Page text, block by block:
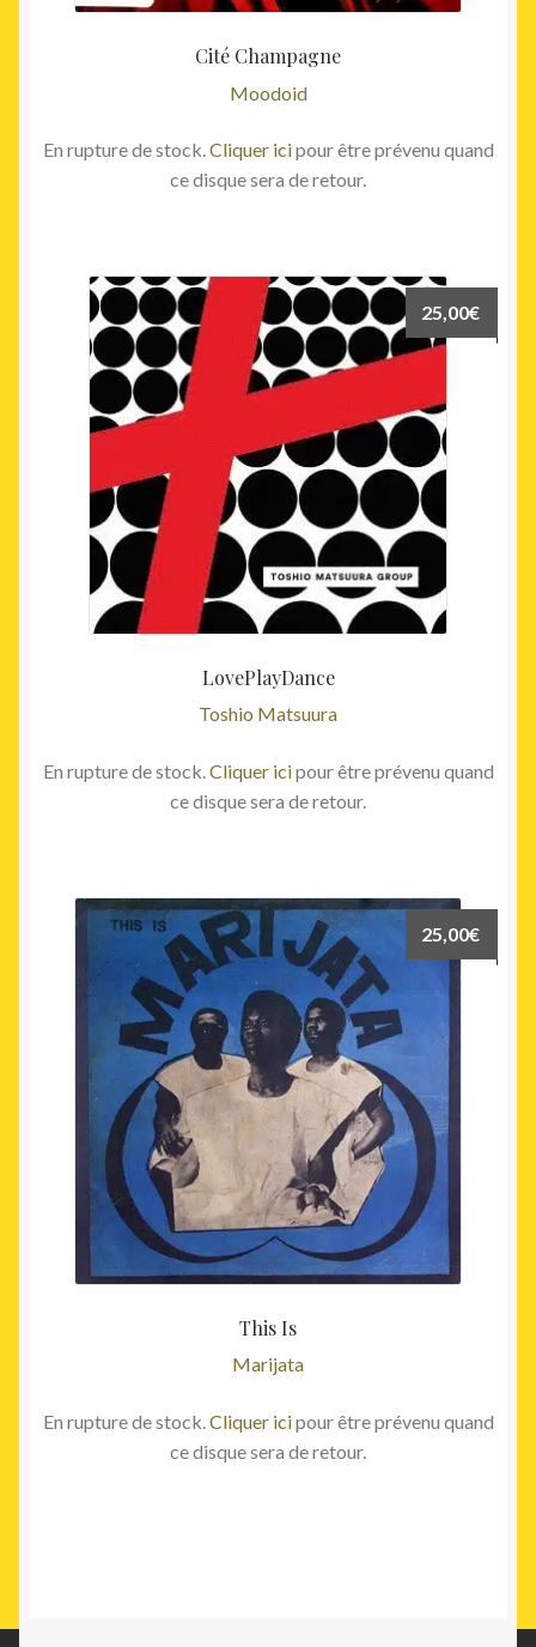
Cité Champagne
Moodoid
En rupture de stock.Cliquer icipour être prévenu quand
ce disque sera de retour.
LovePlayDance
Toshio Matsuura
25,00€
En rupture de stock.Cliquer icipour être prévenu quand
ce disque sera de retour.
This Is
Marijata
25,00€
En rupture de stock.Cliquer icipour être prévenu quand
ce disque sera de retour.